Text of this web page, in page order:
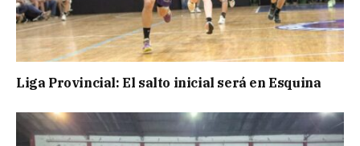
Liga Provincial: El salto inicial será en Esquina